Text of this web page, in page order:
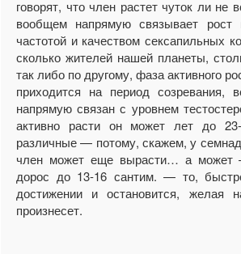
говорят, что член растет чуток ли не
вообщем напрямую связывает рост
частотой и качеством сексапильных
сколько жителей нашей планеты,
так либо по другому, фаза активного
приходится на период созревания,
напрямую связан с уровнем
активно расти он может лет до
различные — потому, скажем, у
член может еще вырасти… а
дорос до 13-16 сантим. — то,
достижении и остановится, желая
произнесет.